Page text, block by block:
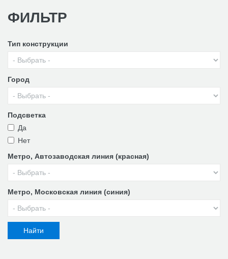
ФИЛЬТР
Тип конструкции
Город
Подсветка
Да
Нет
Метро, Автозаводская линия (красная)
Метро, Московская линия (синия)